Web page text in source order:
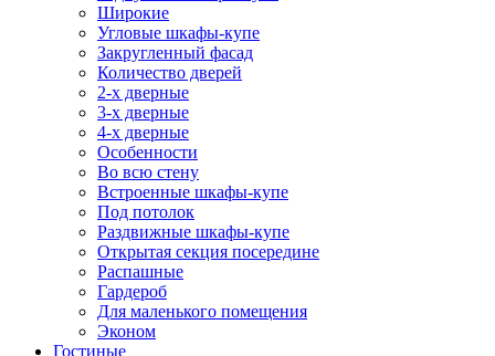
Широкие
Угловые шкафы-купе
Закругленный фасад
Количество дверей
2-х дверные
3-х дверные
4-х дверные
Особенности
Во всю стену
Встроенные шкафы-купе
Под потолок
Раздвижные шкафы-купе
Открытая секция посередине
Распашные
Гардероб
Для маленького помещения
Эконом
Гостиные